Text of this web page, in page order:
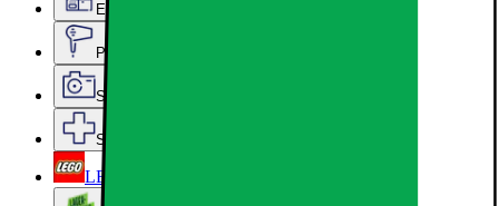
Epoq køkken & bryggers
Personlig pleje, Skønhed & Velvære
Sport, Fritid & Hobby
Services & tilbehør
LEGO